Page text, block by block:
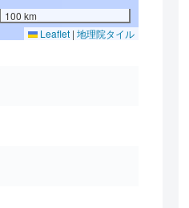
100 km
Leaflet | 地理院タイル